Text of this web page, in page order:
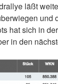
läßt
und
hat sich in
in den